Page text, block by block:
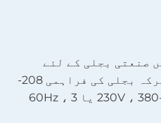
صنعتی بجلی کے لئے
مختلف معیارات ہیں ، مشترکہ بجلی کی فراہمی 208-
230V ، 380-420V ، 440-480V ، 50Hz یا 60Hz ، 3